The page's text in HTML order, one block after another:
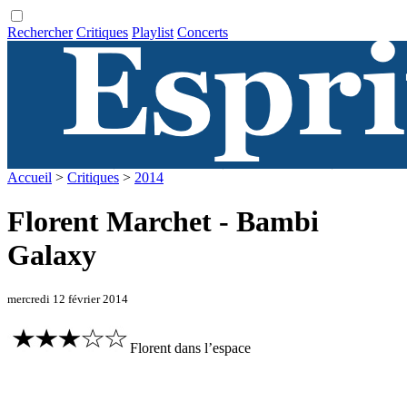
Rechercher Critiques Playlist Concerts
Accueil > Critiques > 2014
Florent Marchet - Bambi
Galaxy
mercredi 12 février 2014
Florent dans l’espace